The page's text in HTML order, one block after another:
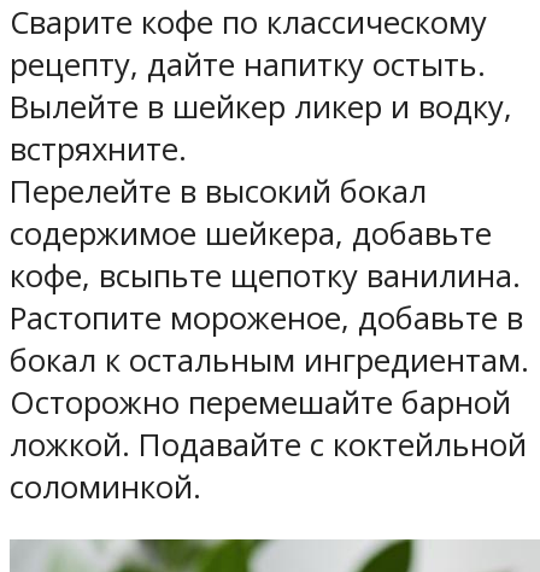
Сварите кофе по классическому
рецепту, дайте напитку остыть.
Вылейте в шейкер ликер и водку,
встряхните.
Перелейте в высокий бокал
содержимое шейкера, добавьте
кофе, всыпьте щепотку ванилина.
Растопите мороженое, добавьте в
бокал к остальным ингредиентам.
Осторожно перемешайте барной
ложкой. Подавайте с коктейльной
соломинкой.